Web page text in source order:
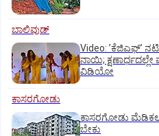
ಬಾಲಿವುಡ್‌
Video: ʼಕೆಜಿಎಫ್‌ʼ
ನಾಯಿ; ಕ್ಷಣಾರ್ಧದಲ್ಲೇ
ವಿಡಿಯೋ
ಕಾಸರಗೋಡು
ಕಾಸರಗೋಡು
ಬೇಕು